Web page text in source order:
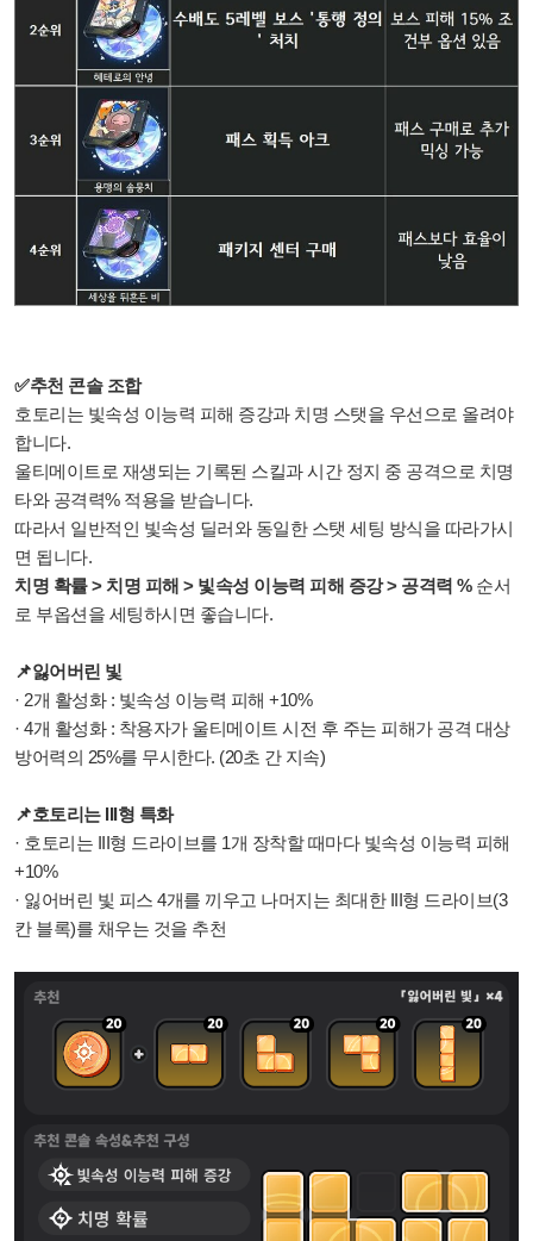
✅추천 콘솔 조합
호토리는 빛속성 이능력 피해 증강과 치명 스탯을 우선으로 올려야
합니다.
울티메이트로 재생되는 기록된 스킬과 시간 정지 중 공격으로 치명
타와 공격력% 적용을 받습니다.
따라서 일반적인 빛속성 딜러와 동일한 스탯 세팅 방식을 따라가시
면 됩니다.
치명 확률 > 치명 피해 > 빛속성 이능력 피해 증강 > 공격력 %순서
로 부옵션을 세팅하시면 좋습니다.
📌잃어버린 빛
· 2개 활성화 : 빛속성 이능력 피해 +10%
· 4개 활성화 : 착용자가 울티메이트 시전 후 주는 피해가 공격 대상
방어력의 25%를 무시한다. (20초 간 지속)
📌호토리는 III형 특화
· 호토리는 III형 드라이브를 1개 장착할 때마다 빛속성 이능력 피해
+10%
· 잃어버린 빛 피스 4개를 끼우고 나머지는 최대한 III형 드라이브(3
칸 블록)를 채우는 것을 추천